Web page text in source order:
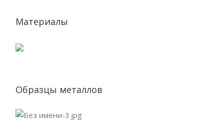
Материалы
Образцы металлов